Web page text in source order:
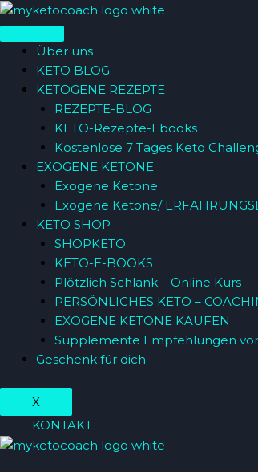
Zum
Inhalt
springenÜber uns
KETO BLOG
KETOGENE REZEPTE
REZEPTE-BLOG
KETO-Rezepte-Ebooks
Kostenlose 7 Tages Keto
EXOGENE KETONE
Exogene Ketone
Exogene Ketone/
KETO SHOP
SHOPKETO
KETO-E-BOOKS
Plötzlich Schlank – Online Kurs
PERSÖNLICHES KETO –
EXOGENE KETONE KAUFEN
Supplemente Empfehlungen
Geschenk für dich
X
KONTAKT
Menü